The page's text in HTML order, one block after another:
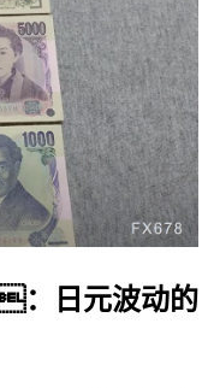
日元波动的